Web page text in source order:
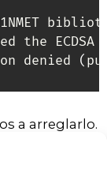
the ECDSA
denied (
a arreglarlo.
pero